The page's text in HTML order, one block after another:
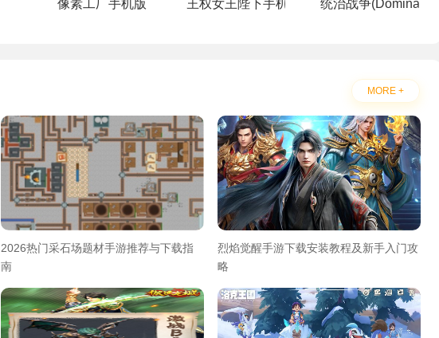
像素工厂手机版 王权女王陛下手机版 统治战争(Domination)
MORE +
2026热门采石场题材手游推荐与下载指
南
烈焰觉醒手游下载安装教程及新手入门攻
略